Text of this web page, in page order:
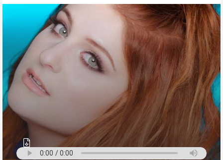
را
با
دوستان
خود
به
اشتراک
بگذارید.
کپی
لینک